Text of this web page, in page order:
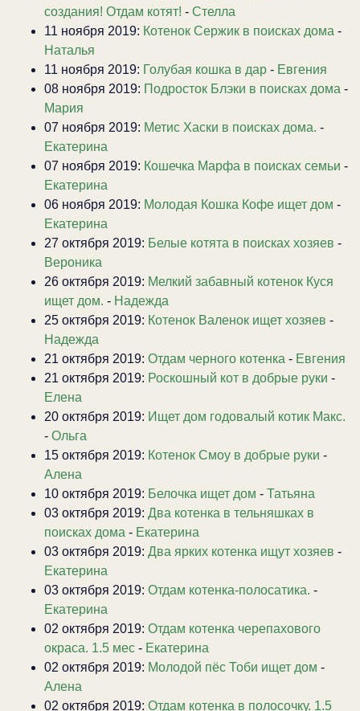
создания! Отдам котят! - Стелла
11 ноября 2019: Котенок Сержик в поисках дома -
Наталья
11 ноября 2019: Голубая кошка в дар - Евгения
08 ноября 2019: Подросток Блэки в поисках дома -
Мария
07 ноября 2019: Метис Хаски в поисках дома. -
Екатерина
07 ноября 2019: Кошечка Марфа в поисках семьи -
Екатерина
06 ноября 2019: Молодая Кошка Кофе ищет дом -
Екатерина
27 октября 2019: Белые котята в поисках хозяев -
Вероника
26 октября 2019: Мелкий забавный котенок Куся
ищет дом. - Надежда
25 октября 2019: Котенок Валенок ищет хозяев -
Надежда
21 октября 2019: Отдам черного котенка - Евгения
21 октября 2019: Роскошный кот в добрые руки -
Елена
20 октября 2019: Ищет дом годовалый котик Макс.
- Ольга
15 октября 2019: Котенок Смоу в добрые руки -
Алена
10 октября 2019: Белочка ищет дом - Татьяна
03 октября 2019: Два котенка в тельняшках в
поисках дома - Екатерина
03 октября 2019: Два ярких котенка ищут хозяев -
Екатерина
03 октября 2019: Отдам котенка-полосатика. -
Екатерина
02 октября 2019: Отдам котенка черепахового
окраса. 1.5 мес - Екатерина
02 октября 2019: Молодой пёс Тоби ищет дом -
Алена
02 октября 2019: Отдам котенка в полосочку. 1.5